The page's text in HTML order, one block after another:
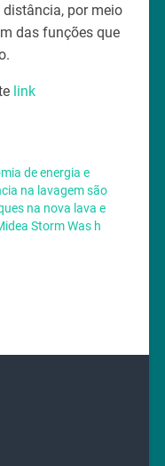
por meio
das funções que
link
de energia e
na lavagem são
na nova lava e
Storm Was h